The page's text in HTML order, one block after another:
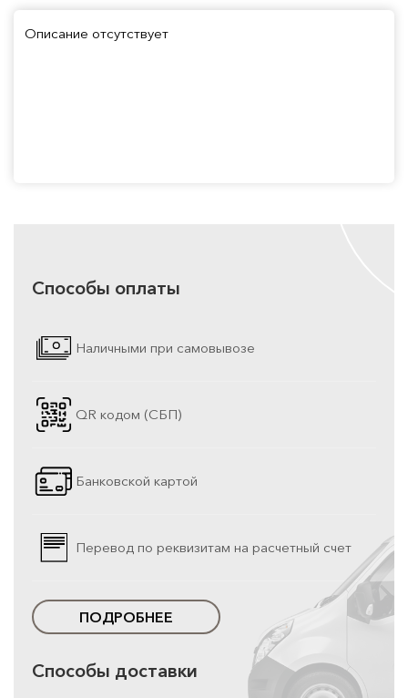
Описание отсутствует
Способы оплаты
Наличными при самовывозе
QR кодом (СБП)
Банковской картой
Перевод по реквизитам на расчетный счет
ПОДРОБНЕЕ
Способы доставки